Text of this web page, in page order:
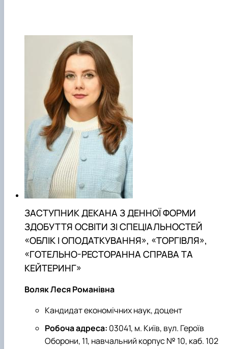
ЗАСТУПНИК ДЕКАНА З ДЕННОЇ ФОРМИ
ЗДОБУТТЯ ОСВІТИ ЗІ СПЕЦІАЛЬНОСТЕЙ
«ОБЛІК І ОПОДАТКУВАННЯ», «ТОРГІВЛЯ»,
«ГОТЕЛЬНО-РЕСТОРАННА СПРАВА ТА
КЕЙТЕРИНГ»
Воляк Леся Романівна
Кандидат економічних наук, доцент
Робоча адреса: 03041, м. Київ, вул. Героїв
Оборони, 11, навчальний корпус № 10, каб. 102